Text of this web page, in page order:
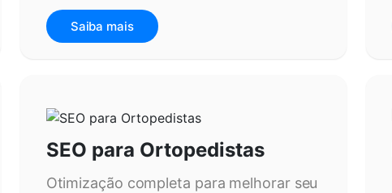
Saiba mais
SEO para Ortopedistas
Otimização completa para melhorar seu